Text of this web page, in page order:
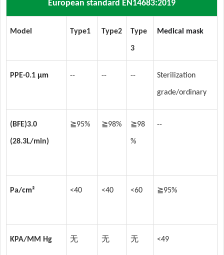
European standard EN14683:2019
Model Type1 Type2 Type
3
Medical mask
PPE-0.1 µm -- -- -- Sterilization
grade/ordinary
(BFE)3.0
(28.3L/min)
≧95% ≧98% ≧98
%
--
Pa/cm² <40 <40 <60 ≧95%
KPA/MM Hg 无 无 无 <49